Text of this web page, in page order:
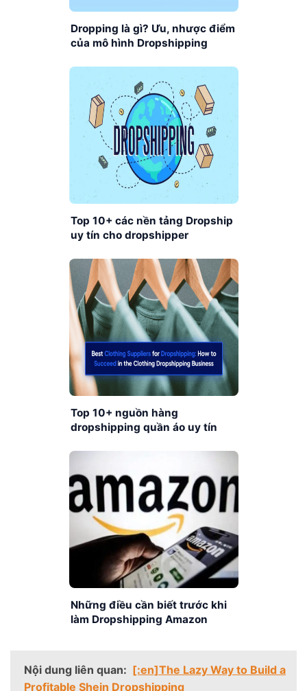
Dropping là gì? Ưu, nhược điểm
của mô hình Dropshipping
Top 10+ các nền tảng Dropship
uy tín cho dropshipper
Top 10+ nguồn hàng
dropshipping quần áo uy tín
Những điều cần biết trước khi
làm Dropshipping Amazon
Nội dung liên quan: [:en]The Lazy Way to Build a
Profitable Shein Dropshipping